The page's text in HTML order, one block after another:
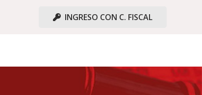
INGRESO CON C. FISCAL